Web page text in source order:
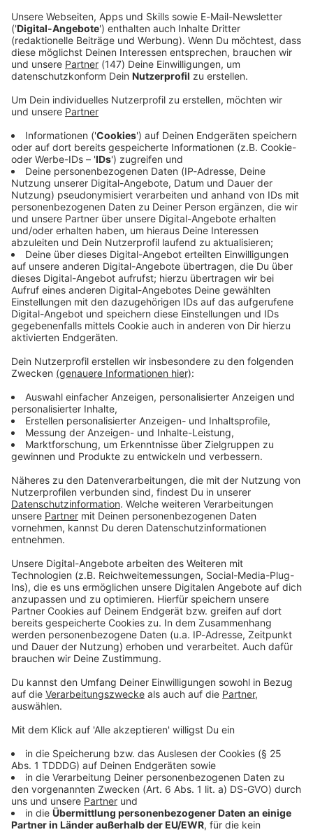
Immer auf dem Laufenden
bleiben!
Verpass' nichts mehr - mit unserem kostenlosen
ANTENNE BAYERN Newsletter. Ob Nachrichten,
Lifestyle oder unsere neuesten Aktionen - wir
informieren dich.
Zum Newsletter anmelden
Du möchtest uns etwas sagen?
Studio Hotline
Kontaktformular
Sprachnachricht
© dpa-infocom, dpa:260125-930-594974/1
Bayern